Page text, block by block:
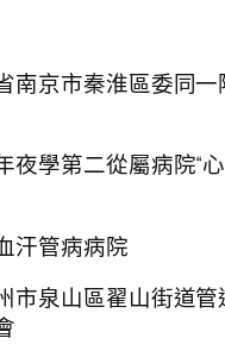
京市秦淮區委同一
學第二從屬病院“心
管病病院
泉山區翟山街道管